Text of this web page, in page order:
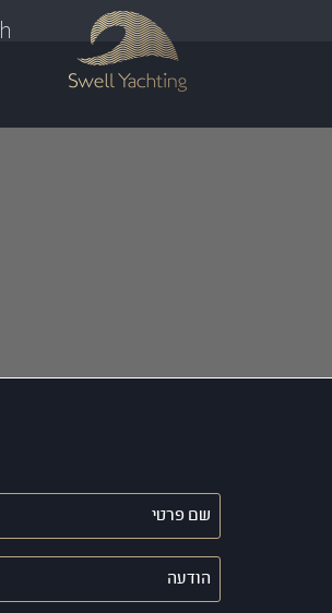
שם
פרטי
(חובה)
הודעה